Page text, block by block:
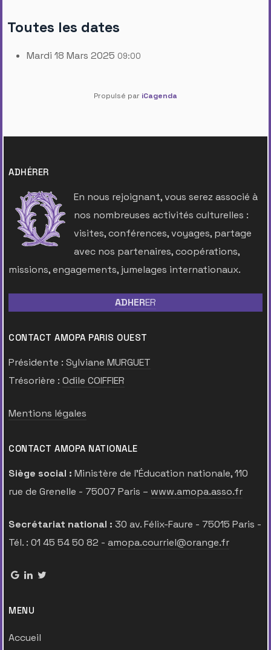
Toutes les dates
Mardi 18 Mars 2025 09:00
Propulsé par iCagenda
ADHÉRER
En nous rejoignant, vous serez associé à
nos nombreuses activités culturelles :
visites, conférences, voyages, partage
avec nos partenaires, coopérations,
missions, engagements, jumelages internationaux.
ADHERER
CONTACT AMOPA PARIS OUEST
Présidente : Sylviane MURGUET
Trésorière : Odile COIFFIER
Mentions légales
CONTACT AMOPA NATIONALE
Siège social : Ministère de l’Éducation nationale, 110
rue de Grenelle - 75007 Paris – www.amopa.asso.fr
Secrétariat national : 30 av. Félix-Faure - 75015 Paris -
Tél. : 01 45 54 50 82 - amopa.courriel@orange.fr
MENU
Accueil